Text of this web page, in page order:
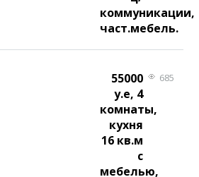
коммуникации,
част.мебель.
55000
у.е, 4
комнаты,
кухня
16 кв.м
с
мебелью,
685